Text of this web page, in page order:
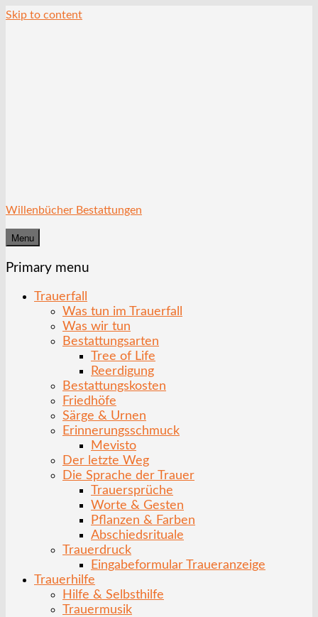
Skip to content
Willenbücher Bestattungen
Menu
Primary menu
Trauerfall
Was tun im Trauerfall
Was wir tun
Bestattungsarten
Tree of Life
Reerdigung
Bestattungskosten
Friedhöfe
Särge & Urnen
Erinnerungsschmuck
Mevisto
Der letzte Weg
Die Sprache der Trauer
Trauersprüche
Worte & Gesten
Pflanzen & Farben
Abschiedsrituale
Trauerdruck
Eingabeformular Traueranzeige
Trauerhilfe
Hilfe & Selbsthilfe
Trauermusik